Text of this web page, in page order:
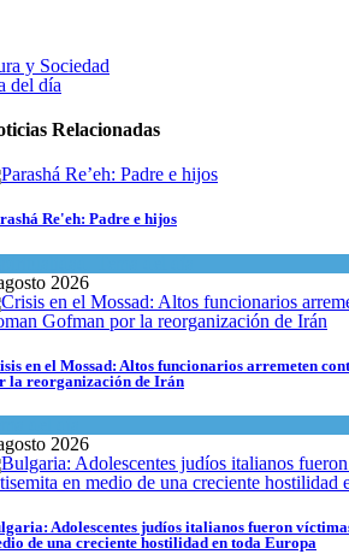
y Sociedad
del día
Relacionadas
Re'eh: Padre e hijos
2026
en el Mossad: Altos funcionarios arremeten
la reorganización de Irán
2026
Adolescentes judíos italianos fueron
de una creciente hostilidad en toda Europa